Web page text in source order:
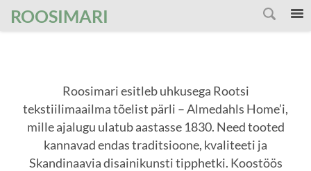
ROOSIMARI
Roosimari esitleb uhkusega Rootsi
tekstiilimaailma tõelist pärli – Almedahls Home’i,
mille ajalugu ulatub aastasse 1830. Need tooted
kannavad endas traditsioone, kvaliteeti ja
Skandinaavia disainikunsti tipphetki. Koostöös